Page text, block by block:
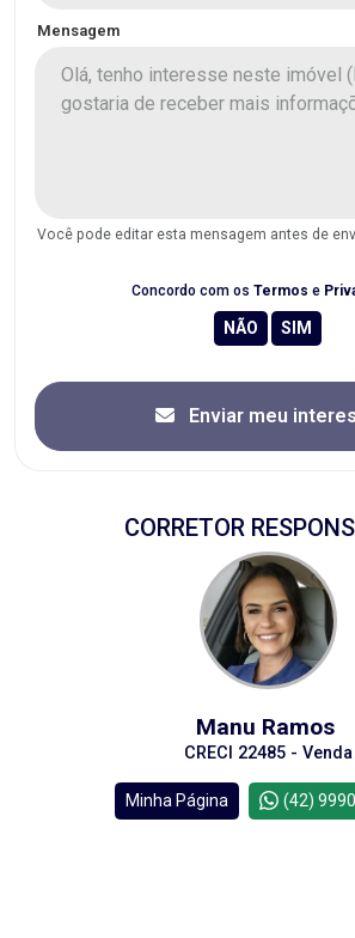
Mensagem
Você pode editar esta mensagem antes de
Concordo com os Termos e
Enviar meu
CORRETOR
Manu Ramos
CRECI 22485 - Venda
Minha Página (42)